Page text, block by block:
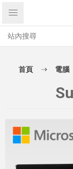
首頁 電腦